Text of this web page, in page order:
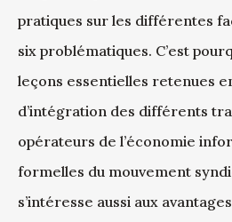
pratiques sur les différentes
six problématiques. C’est
leçons essentielles retenues
d’intégration des différents
opérateurs de l’économie
formelles du mouvement
s’intéresse aussi aux